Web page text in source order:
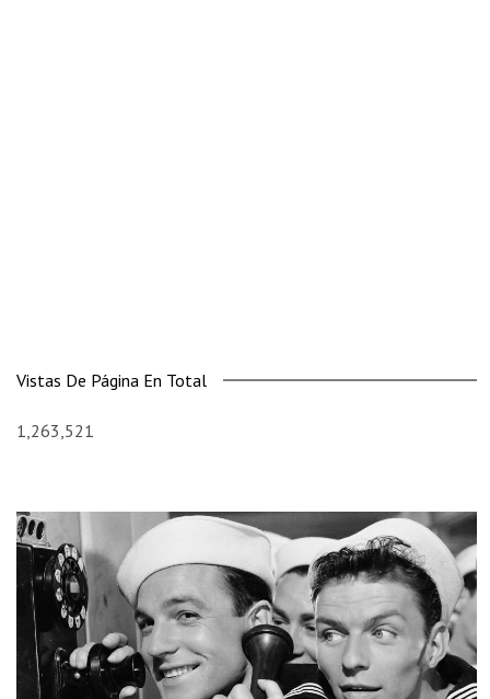
Vistas De Página En Total
1,263,521